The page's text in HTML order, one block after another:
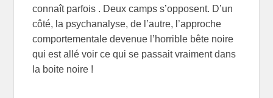
connaît parfois . Deux camps s’opposent. D’un
côté, la psychanalyse, de l’autre, l’approche
comportementale devenue l’horrible bête noire
qui est allé voir ce qui se passait vraiment dans
la boite noire !